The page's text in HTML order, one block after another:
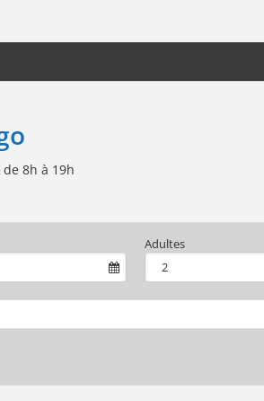
8h à 19h
Adultes